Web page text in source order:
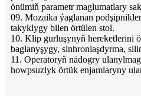
önümiň parametr maglumatlary
09. Mozaika ýaglanan
takyklygy bilen örtülen stol.
10. Klip gurluşynyň hereketlerini
baglanyşygy, sinhronlaşdyrma,
11. Operatoryň nädogry
howpsuzlyk örtük enjamlaryny